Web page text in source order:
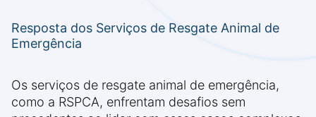
Resposta dos Serviços de Resgate Animal de
Emergência
Os serviços de resgate animal de emergência,
como a RSPCA, enfrentam desafios sem